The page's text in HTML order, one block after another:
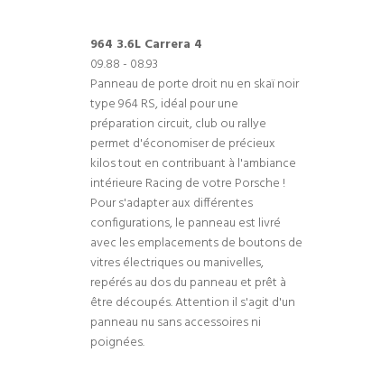
964 3.6L Carrera 4
09.88 - 08.93
Panneau de porte droit nu en skaï noir
type 964 RS, idéal pour une
préparation circuit, club ou rallye
permet d'économiser de précieux
kilos tout en contribuant à l'ambiance
intérieure Racing de votre Porsche !
Pour s'adapter aux différentes
configurations, le panneau est livré
avec les emplacements de boutons de
vitres électriques ou manivelles,
repérés au dos du panneau et prêt à
être découpés. Attention il s'agit d'un
panneau nu sans accessoires ni
poignées.